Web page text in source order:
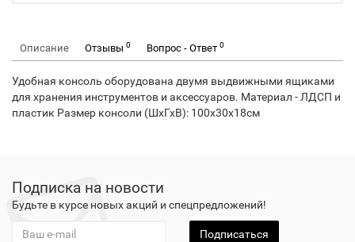
Описание Отзывы 0 Вопрос - Ответ 0
Удобная консоль оборудована двумя выдвижными ящиками
для хранения инструментов и аксессуаров. Материал - ЛДСП и
пластик Размер консоли (ШхГхВ): 100х30х18см
Подписка на новости
Будьте в курсе новых акций и спецпредложений!
Подписаться